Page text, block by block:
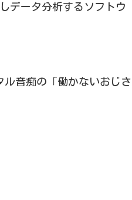
データ分析するソフトウ
音痴の「働かないおじさ